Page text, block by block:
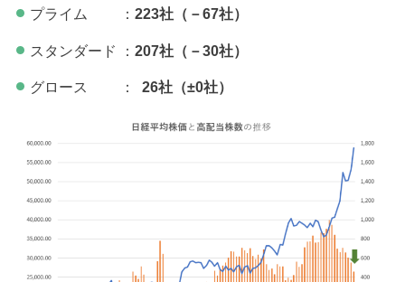
プライム ： 223社（－67社）
スタンダード ： 207社（－30社）
グロース ： 26社（±0社）